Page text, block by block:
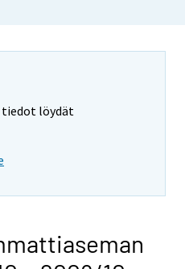
tiedot löydät